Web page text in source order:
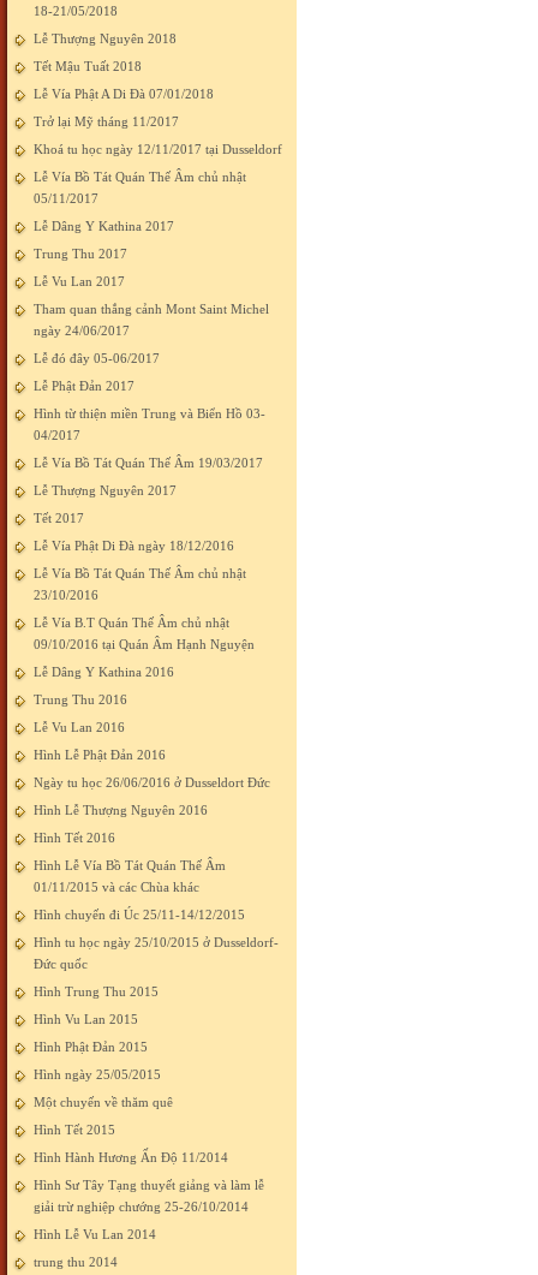
18-21/05/2018
Lễ Thượng Nguyên 2018
Tết Mậu Tuất 2018
Lễ Vía Phật A Di Đà 07/01/2018
Trở lại Mỹ tháng 11/2017
Khoá tu học ngày 12/11/2017 tại Dusseldorf
Lễ Vía Bồ Tát Quán Thế Âm chủ nhật
05/11/2017
Lễ Dâng Y Kathina 2017
Trung Thu 2017
Lễ Vu Lan 2017
Tham quan thắng cảnh Mont Saint Michel
ngày 24/06/2017
Lễ đó đây 05-06/2017
Lễ Phật Đản 2017
Hình từ thiện miền Trung và Biển Hồ 03-
04/2017
Lễ Vía Bồ Tát Quán Thế Âm 19/03/2017
Lễ Thượng Nguyên 2017
Tết 2017
Lễ Vía Phật Di Đà ngày 18/12/2016
Lễ Vía Bồ Tát Quán Thế Âm chủ nhật
23/10/2016
Lễ Vía B.T Quán Thế Âm chủ nhật
09/10/2016 tại Quán Âm Hạnh Nguyện
Lễ Dâng Y Kathina 2016
Trung Thu 2016
Lễ Vu Lan 2016
Hình Lễ Phật Đản 2016
Ngày tu học 26/06/2016 ở Dusseldort Đức
Hình Lễ Thượng Nguyên 2016
Hình Tết 2016
Hình Lễ Vía Bồ Tát Quán Thế Âm
01/11/2015 và các Chùa khác
Hình chuyến đi Úc 25/11-14/12/2015
Hình tu học ngày 25/10/2015 ở Dusseldorf-
Đức quốc
Hình Trung Thu 2015
Hình Vu Lan 2015
Hình Phật Đản 2015
Hình ngày 25/05/2015
Một chuyến về thăm quê
Hình Tết 2015
Hình Hành Hương Ấn Độ 11/2014
Hình Sư Tây Tạng thuyết giảng và làm lễ
giải trừ nghiệp chướng 25-26/10/2014
Hình Lễ Vu Lan 2014
trung thu 2014